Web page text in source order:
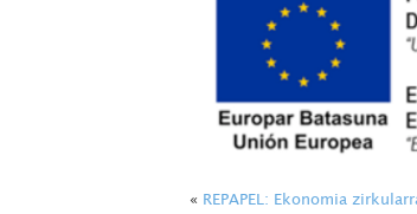
« REPAPEL: Ekonomia